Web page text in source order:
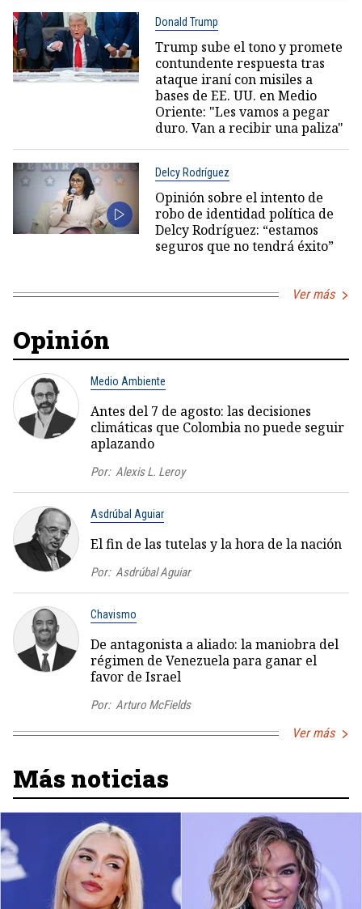
Donald Trump
Trump sube el tono y promete
contundente respuesta tras
ataque iraní con misiles a
bases de EE. UU. en Medio
Oriente: "Les vamos a pegar
duro. Van a recibir una paliza"
Delcy Rodríguez
Opinión sobre el intento de
robo de identidad política de
Delcy Rodríguez: “estamos
seguros que no tendrá éxito”
Ver más
Opinión
Medio Ambiente
Antes del 7 de agosto: las decisiones
climáticas que Colombia no puede seguir
aplazando
Por: Alexis L. Leroy
Asdrúbal Aguiar
El fin de las tutelas y la hora de la nación
Por: Asdrúbal Aguiar
Chavismo
De antagonista a aliado: la maniobra del
régimen de Venezuela para ganar el
favor de Israel
Por: Arturo McFields
Ver más
Más noticias